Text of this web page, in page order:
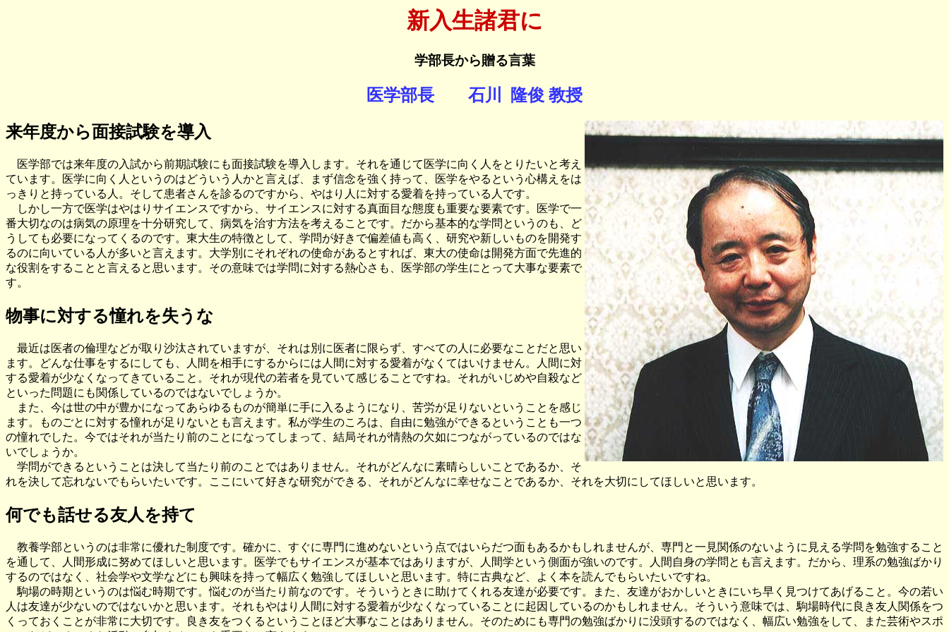
新入生諸君に
学部長から贈る言葉
医学部長 石川 隆俊 教授
来年度から面接試験を導入
医学部では来年度の入試から前期試験にも面接試験を導入します。それを通じて医学に向く人をとりたいと考え
ています。医学に向く人というのはどういう人かと言えば、まず信念を強く持って、医学をやるという心構えをは
っきりと持っている人。そして患者さんを診るのですから、やはり人に対する愛着を持っている人です。
しかし一方で医学はやはりサイエンスですから、サイエンスに対する真面目な態度も重要な要素です。医学で一
番大切なのは病気の原理を十分研究して、病気を治す方法を考えることです。だから基本的な学問というのも、ど
うしても必要になってくるのです。東大生の特徴として、学問が好きで偏差値も高く、研究や新しいものを開発す
るのに向いている人が多いと言えます。大学別にそれぞれの使命があるとすれば、東大の使命は開発方面で先進的
な役割をすることと言えると思います。その意味では学問に対する熱心さも、医学部の学生にとって大事な要素で
す。
物事に対する憧れを失うな
最近は医者の倫理などが取り沙汰されていますが、それは別に医者に限らず、すべての人に必要なことだと思い
ます。どんな仕事をするにしても、人間を相手にするからには人間に対する愛着がなくてはいけません。人間に対
する愛着が少なくなってきていること。それが現代の若者を見ていて感じることですね。それがいじめや自殺など
といった問題にも関係しているのではないでしょうか。
また、今は世の中が豊かになってあらゆるものが簡単に手に入るようになり、苦労が足りないということを感じ
ます。ものごとに対する憧れが足りないとも言えます。私が学生のころは、自由に勉強ができるということも一つ
の憧れでした。今ではそれが当たり前のことになってしまって、結局それが情熱の欠如につながっているのではな
いでしょうか。
学問ができるということは決して当たり前のことではありません。それがどんなに素晴らしいことであるか、そ
れを決して忘れないでもらいたいです。ここにいて好きな研究ができる、それがどんなに幸せなことであるか、それを大切にしてほしいと思います。
何でも話せる友人を持て
教養学部というのは非常に優れた制度です。確かに、すぐに専門に進めないという点ではいらだつ面もあるかもしれませんが、専門と一見関係のないように見える学問を勉強すること
を通して、人間形成に努めてほしいと思います。医学でもサイエンスが基本ではありますが、人間学という側面が強いのです。人間自身の学問とも言えます。だから、理系の勉強ばかり
するのではなく、社会学や文学などにも興味を持って幅広く勉強してほしいと思います。特に古典など、よく本を読んでもらいたいですね。
駒場の時期というのは悩む時期です。悩むのが当たり前なのです。そういうときに助けてくれる友達が必要です。また、友達がおかしいときにいち早く見つけてあげること。今の若い
人は友達が少ないのではないかと思います。それもやはり人間に対する愛着が少なくなっていることに起因しているのかもしれません。そういう意味では、駒場時代に良き友人関係をつ
くっておくことが非常に大切です。良き友をつくるということほど大事なことはありません。そのためにも専門の勉強ばかりに没頭するのではなく、幅広い勉強をして、また芸術やスポ